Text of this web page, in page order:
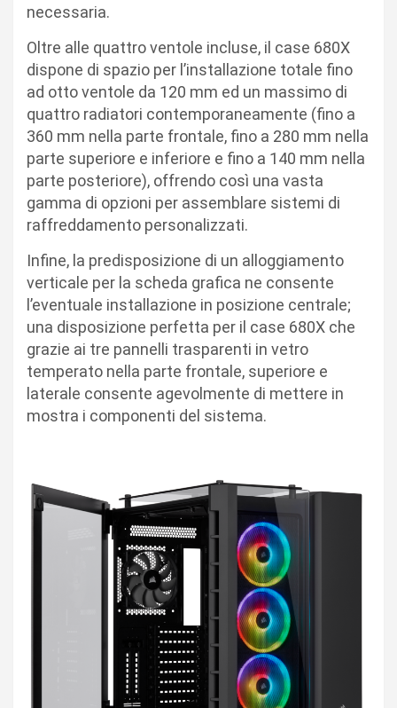
necessaria.
Oltre alle quattro ventole incluse, il case 680X
dispone di spazio per l’installazione totale fino
ad otto ventole da 120 mm ed un massimo di
quattro radiatori contemporaneamente (fino a
360 mm nella parte frontale, fino a 280 mm nella
parte superiore e inferiore e fino a 140 mm nella
parte posteriore), offrendo così una vasta
gamma di opzioni per assemblare sistemi di
raffreddamento personalizzati.
Infine, la predisposizione di un alloggiamento
verticale per la scheda grafica ne consente
l’eventuale installazione in posizione centrale;
una disposizione perfetta per il case 680X che
grazie ai tre pannelli trasparenti in vetro
temperato nella parte frontale, superiore e
laterale consente agevolmente di mettere in
mostra i componenti del sistema.